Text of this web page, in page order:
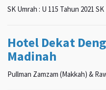
SK Umrah : U 115 Tahun 2021
Hotel Dekat
Madinah
Pullman Zamzam (Makkah) &